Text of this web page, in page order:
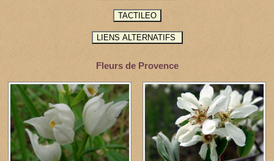
Fleurs de Provence